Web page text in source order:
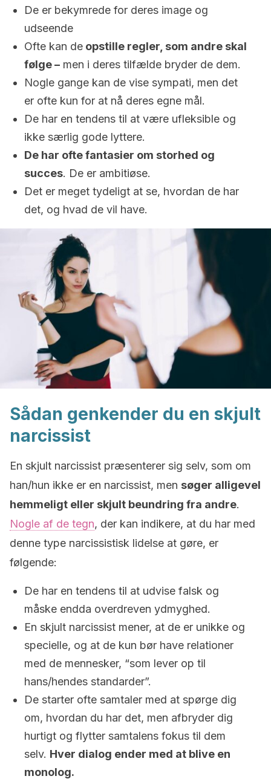
De er bekymrede for deres image og
udseende
Ofte kan de opstille regler, som andre skal
følge – men i deres tilfælde bryder de dem.
Nogle gange kan de vise sympati, men det
er ofte kun for at nå deres egne mål.
De har en tendens til at være ufleksible og
ikke særlig gode lyttere.
De har ofte fantasier om storhed og
succes. De er ambitiøse.
Det er meget tydeligt at se, hvordan de har
det, og hvad de vil have.
Sådan genkender du en skjult
narcissist
En skjult narcissist præsenterer sig selv, som om
han/hun ikke er en narcissist, men søger alligevel
hemmeligt eller skjult beundring fra andre.
Nogle af de tegn, der kan indikere, at du har med
denne type narcissistisk lidelse at gøre, er
følgende:
De har en tendens til at udvise falsk og
måske endda overdreven ydmyghed.
En skjult narcissist mener, at de er unikke og
specielle, og at de kun bør have relationer
med de mennesker, “som lever op til
hans/hendes standarder”.
De starter ofte samtaler med at spørge dig
om, hvordan du har det, men afbryder dig
hurtigt og flytter samtalens fokus til dem
selv. Hver dialog ender med at blive en
monolog.